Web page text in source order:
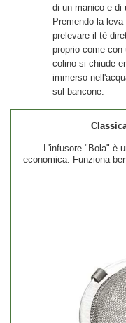
di un manico e di
Premendo la
prelevare il tè
proprio come con
colino si chiude
immerso
sul bancone.
L'infusore "Bola" è
economica. Funziona